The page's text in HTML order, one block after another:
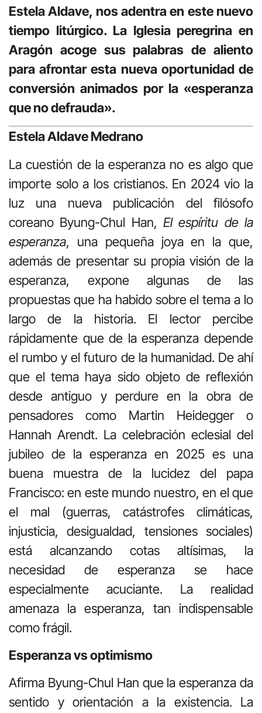
Estela Aldave, nos adentra en este nuevo
tiempo litúrgico. La Iglesia peregrina en
Aragón acoge sus palabras de aliento
para afrontar esta nueva oportunidad de
conversión animados por la «esperanza
que no defrauda».
Estela Aldave Medrano
La cuestión de la esperanza no es algo que
importe solo a los cristianos. En 2024 vio la
luz una nueva publicación del filósofo
coreano Byung-Chul Han, El espíritu de la
esperanza, una pequeña joya en la que,
además de presentar su propia visión de la
esperanza, expone algunas de las
propuestas que ha habido sobre el tema a lo
largo de la historia. El lector percibe
rápidamente que de la esperanza depende
el rumbo y el futuro de la humanidad. De ahí
que el tema haya sido objeto de reflexión
desde antiguo y perdure en la obra de
pensadores como Martin Heidegger o
Hannah Arendt. La celebración eclesial del
jubileo de la esperanza en 2025 es una
buena muestra de la lucidez del papa
Francisco: en este mundo nuestro, en el que
el mal (guerras, catástrofes climáticas,
injusticia, desigualdad, tensiones sociales)
está alcanzando cotas altísimas, la
necesidad de esperanza se hace
especialmente acuciante. La realidad
amenaza la esperanza, tan indispensable
como frágil.
Esperanza vs optimismo
Afirma Byung-Chul Han que la esperanza da
sentido y orientación a la existencia. La